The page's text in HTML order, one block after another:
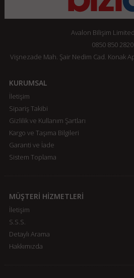
Avalon Bilişim
0850 850 2820
Vişnezade Mah. Şair Nedim Cad. Konak
KURUMSAL
İletişim
Sipariş Takibi
Gizlilik ve Kullanım Şartları
Kargo ve Taşıma Bilgileri
Garanti ve İade
Sistem Toplama
MÜŞTERİ HİZMETLERİ
İletişim
S.S.S.
Detaylı Arama
Hakkımızda